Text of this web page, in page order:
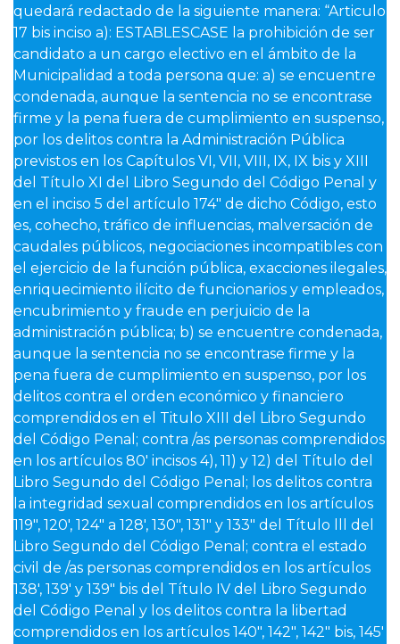
quedará redactado de la siguiente manera: “Articulo
17 bis inciso a): ESTABLESCASE la prohibición de ser
candidato a un cargo electivo en el ámbito de la
Municipalidad a toda persona que: a) se encuentre
condenada, aunque la sentencia no se encontrase
firme y la pena fuera de cumplimiento en suspenso,
por los delitos contra la Administración Pública
previstos en los Capítulos VI, VII, VIII, IX, IX bis y XIII
del Título XI del Libro Segundo del Código Penal y
en el inciso 5 del artículo 174″ de dicho Código, esto
es, cohecho, tráfico de influencias, malversación de
caudales públicos, negociaciones incompatibles con
el ejercicio de la función pública, exacciones ilegales,
enriquecimiento ilícito de funcionarios y empleados,
encubrimiento y fraude en perjuicio de la
administración pública; b) se encuentre condenada,
aunque la sentencia no se encontrase firme y la
pena fuera de cumplimiento en suspenso, por los
delitos contra el orden económico y financiero
comprendidos en el Titulo XIII del Libro Segundo
del Código Penal; contra /as personas comprendidos
en los artículos 80′ incisos 4), 11) y 12) del Título del
Libro Segundo del Código Penal; los delitos contra
la integridad sexual comprendidos en los artículos
119″, 120′, 124″ a 128′, 130″, 131″ y 133″ del Título lll del
Libro Segundo del Código Penal; contra el estado
civil de /as personas comprendidos en los artículos
138′, 139′ y 139″ bis del Título IV del Libro Segundo
del Código Penal y los delitos contra la libertad
comprendidos en los artículos 140″, 142″, 142″ bis, 145′